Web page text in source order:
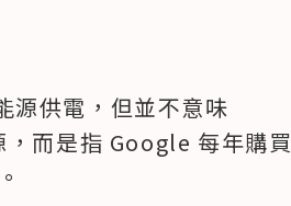
源供電，但並不意味
而是指 Google 每年購買